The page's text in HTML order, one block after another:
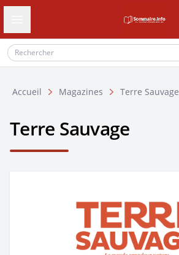
Ouvrir le tiroir de navigation
Accueil Magazines Terre Sauvage
Terre Sauvage